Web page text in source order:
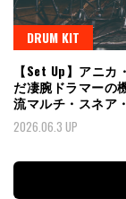
DRUM KIT
【Set Up】アニ
だ凄腕ドラマーの
流マルチ・スネア
2026.06.3 UP